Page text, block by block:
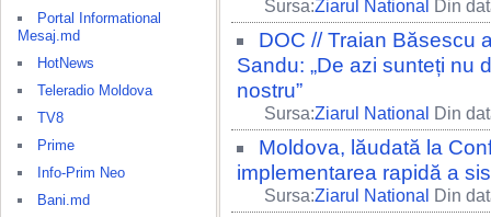
Portal Informational
Mesaj.md
HotNews
Teleradio Moldova
TV8
Prime
Info-Prim Neo
Bani.md
Sursa:Ziarul National Din
DOC // Traian Băsescu
Sandu: „De azi sunteți nu
nostru”
Sursa:Ziarul National Din
Moldova, lăudată la
implementarea rapidă a
Sursa:Ziarul National Din